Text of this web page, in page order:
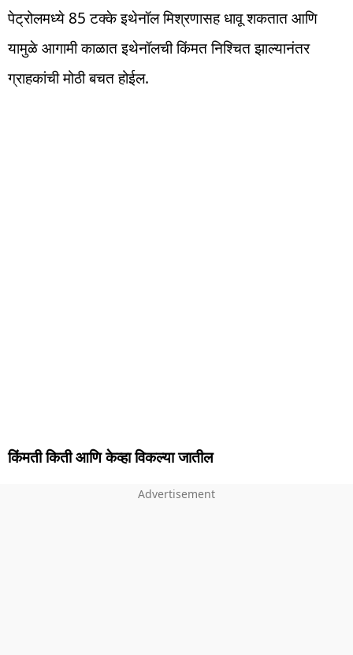
पेट्रोलमध्ये 85 टक्के इथेनॉल मिश्रणासह धावू शकतात आणि
यामुळे आगामी काळात इथेनॉलची किंमत निश्चित झाल्यानंतर
ग्राहकांची मोठी बचत होईल.
किंमती किती आणि केव्हा विकल्या जातील